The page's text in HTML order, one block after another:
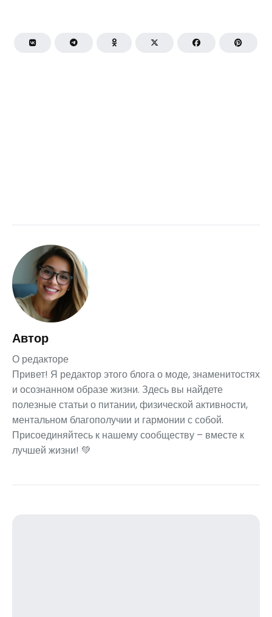
Автор
О редакторе
Привет! Я редактор этого блога о моде, знаменитостях
и осознанном образе жизни. Здесь вы найдете
полезные статьи о питании, физической активности,
ментальном благополучии и гармонии с собой.
Присоединяйтесь к нашему сообществу – вместе к
лучшей жизни! 💚